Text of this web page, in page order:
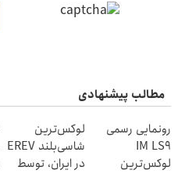
مطالب پیشنهادی
رونمایی رسمی
IM LS9
لوکس‌ترین
لوکس‌ترین
شاسی‌بلند EREV
در ایران، توسط